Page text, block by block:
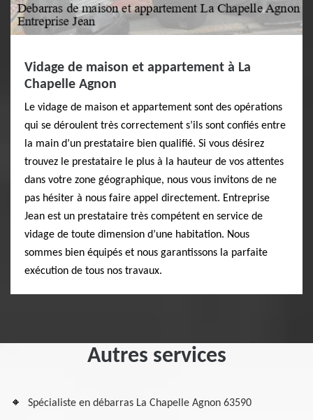
Vidage de maison et appartement à La
Chapelle Agnon
Le vidage de maison et appartement sont des opérations
qui se déroulent très correctement s’ils sont confiés entre
la main d’un prestataire bien qualifié. Si vous désirez
trouvez le prestataire le plus à la hauteur de vos attentes
dans votre zone géographique, nous vous invitons de ne
pas hésiter à nous faire appel directement. Entreprise
Jean est un prestataire très compétent en service de
vidage de toute dimension d’une habitation. Nous
sommes bien équipés et nous garantissons la parfaite
exécution de tous nos travaux.
Autres services
Spécialiste en débarras La Chapelle Agnon 63590